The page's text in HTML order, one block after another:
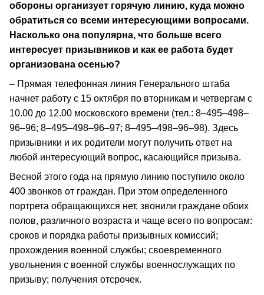
обороны организует горячую линию, куда можно
обратиться со всеми интересующими вопросами.
Насколько она популярна, что больше всего
интересует призывников и как ее работа будет
организована осенью?
– Прямая телефонная линия Генерального штаба
начнет работу с 15 октября по вторникам и четвергам с
10.00 до 12.00 московского времени (тел.: 8–495–498–
96–96; 8–495–498–96–97; 8–495–498–96–98). Здесь
призывники и их родители могут получить ответ на
любой интересующий вопрос, касающийся призыва.
Весной этого года на прямую линию поступило около
400 звонков от граждан. При этом определенного
портрета обращающихся нет, звонили граждане обоих
полов, различного возраста и чаще всего по вопросам:
сроков и порядка работы призывных комиссий;
прохождения военной службы; своевременного
увольнения с военной службы военнослужащих по
призыву; получения отсрочек.